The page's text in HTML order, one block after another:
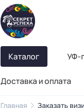
Каталог УФ-
Доставка и оплата
Главная Заказать